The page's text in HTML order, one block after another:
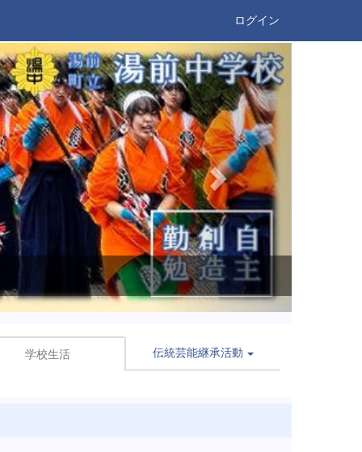
ログイン
n
e
x
t
学校生活 伝統芸能継承活動